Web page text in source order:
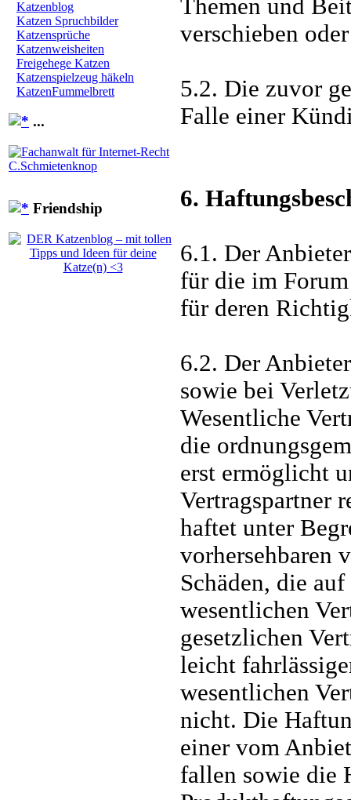
Katzenblog
Katzen Spruchbilder
Katzensprüche
Katzenweisheiten
Freigehege Katzen
Katzenspielzeug häkeln
KatzenFummelbrett
...
Friendship
Themen und
verschieben
5.2. Die zuvor
Falle einer
6.
6.1. Der
für die im
für deren
6.2. Der
sowie bei
Wesentliche
die
erst ermöglicht
Vertragspartner
haftet unter
vorhersehbaren
Schäden, die
wesentlichen
gesetzlichen
leicht
wesentlichen
nicht. Die
einer vom
fallen sowie die